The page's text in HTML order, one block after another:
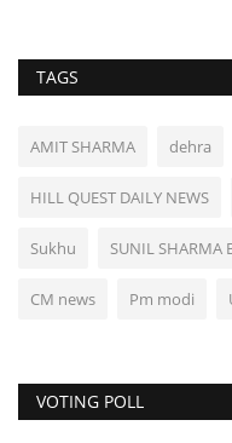
TAGS
AMIT SHARMA dehra
HILL QUEST DAILY NEWS
Sukhu SUNIL SHARMA
CM news Pm modi
VOTING POLL